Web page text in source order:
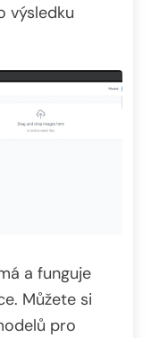
výsledku
a funguje
Můžete si
pro